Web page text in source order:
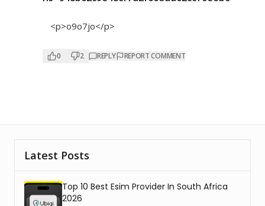
<p>o9o7jo</p>
0 2 REPLY REPORT COMMENT
Latest Posts
Top 10 Best Esim Provider In South Africa
2026